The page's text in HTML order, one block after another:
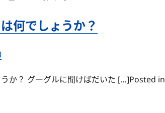
何でしょうか？
うか？ グーグルに聞けばだいた […]Posted in